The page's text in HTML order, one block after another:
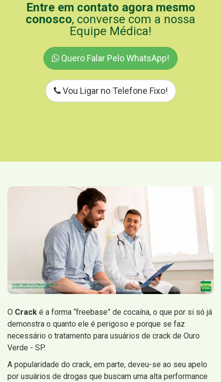
Entre em contato agora mesmo
conosco, converse com a nossa
Equipe Médica!
Quero Falar Pelo WhatsApp!
Vou Ligar no Telefone Fixo!
O Crack é a forma “freebase” de cocaína, o que por si só já
demonstra o quanto ele é perigoso e porque se faz
necessário o tratamento para usuários de crack de Ouro
Verde - SP.
A popularidade do crack, em parte, deveu-se ao seu apelo
por usuários de drogas que buscam uma alta performance